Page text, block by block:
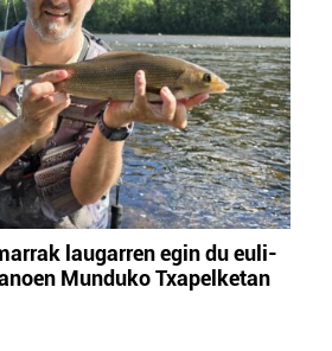
laugarren egin du euli-
Munduko Txapelketan